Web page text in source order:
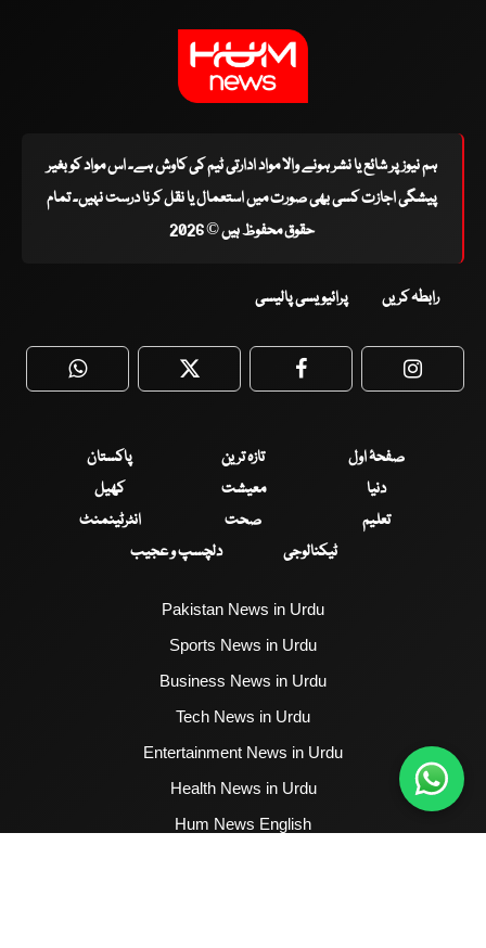
ہم نیوز پر شائع یا نشر ہونے والا مواد ادارتی ٹیم کی کاوش ہے۔ اس مواد کو بغیر
پیشگی اجازت کسی بھی صورت میں استعمال یا نقل کرنا درست نہیں۔ تمام
حقوق محفوظ ہیں © 2026
رابطہ کریں پرائیویسی پالیسی
WhatsApp Twitter Facebook
صفحۂ اول تازہ ترین
پاکستان
دنیا
معیشت
کھیل
تعلیم
صحت
انٹرٹینمنٹ
ٹیکنالوجی
دلچسپ و عجیب
Pakistan News in Urdu
Sports News in Urdu
Business News in Urdu
Tech News in Urdu
Entertainment News in Urdu
Health News in Urdu
Hum News English